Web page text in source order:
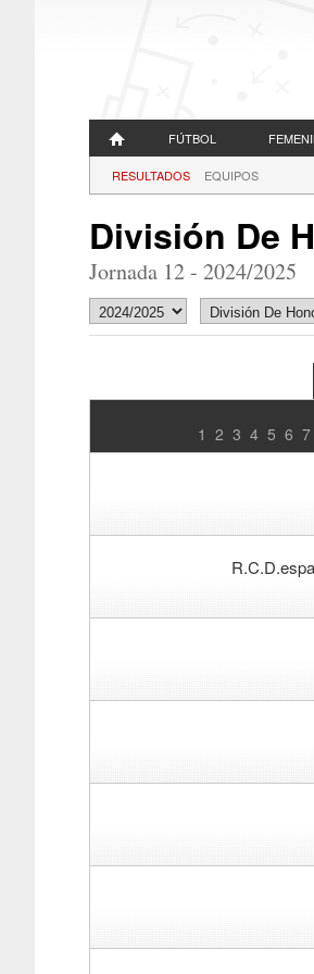
FÚTBOL
RESULTADOS EQUIPOS
División De
Jornada 12 - 2024/2025
1 2 3 4 5 6 7